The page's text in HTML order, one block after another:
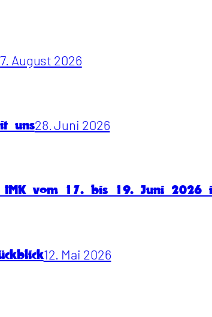
7. August 2026
uns28. Juni 2026
vom 17. bis 19. Juni 2026
12. Mai 2026